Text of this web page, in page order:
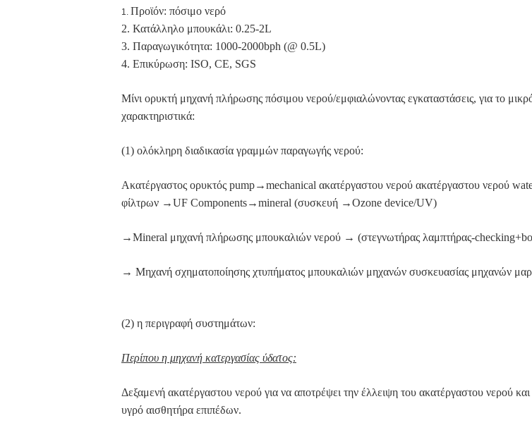
1. Προϊόν: πόσιμο νερό
2. Κατάλληλο μπουκάλι: 0.25-2L
3. Παραγωγικότητα: 1000-2000bph (@ 0.5L)
4. Επικύρωση: ISO, CE, SGS
Μίνι ορυκτή μηχανή πλήρωσης πόσιμου νερού/εμφιαλώνοντας εγκαταστάσεις, για το
χαρακτηριστικά:
(1) ολόκληρη διαδικασία γραμμών παραγωγής νερού:
Ακατέργαστος ορυκτός pump→mechanical ακατέργαστου νερού ακατέργαστου νερού
φίλτρων →UF Components→mineral (συσκευή →Ozone device/UV)
→Mineral μηχανή πλήρωσης μπουκαλιών νερού → (στεγνωτήρας λαμπτήρας-
→ Μηχανή σχηματοποίησης χτυπήματος μπουκαλιών μηχανών συσκευασίας μηχανών
(2) η περιγραφή συστημάτων:
Περίπου η μηχανή κατεργασίας ύδατος:
Δεξαμενή ακατέργαστου νερού για να αποτρέψει την έλλειψη του ακατέργαστου νερού
υγρό αισθητήρα επιπέδων.